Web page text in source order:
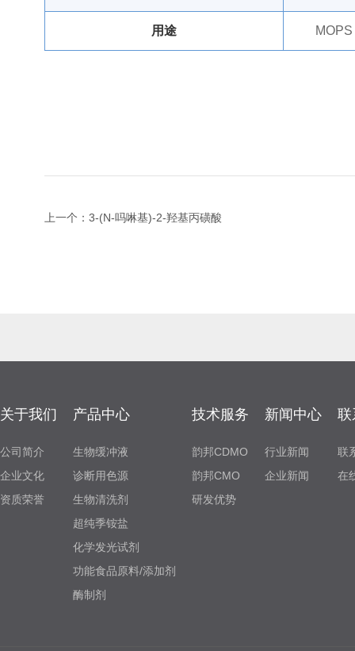
用途
上一个：3-(N-吗啉基)-2-羟基丙磺酸
关于我们
公司简介
企业文化
资质荣誉
产品中心
生物缓冲液
诊断用色源
生物清洗剂
超纯季铵盐
化学发光试剂
功能食品原料/添加剂
酶制剂
技术服务
韵邦CDMO
韵邦CMO
研发优势
新闻中心
行业新闻
企业新闻
联
联
在